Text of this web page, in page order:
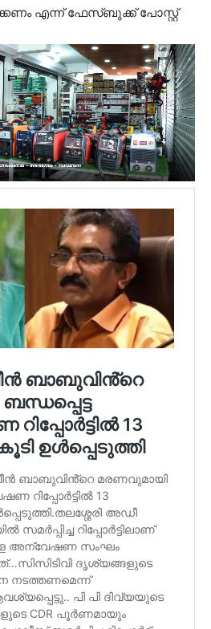
എന്ന് ഫേസ്ബുക്ക്‌ പോസ്റ്റ്‌